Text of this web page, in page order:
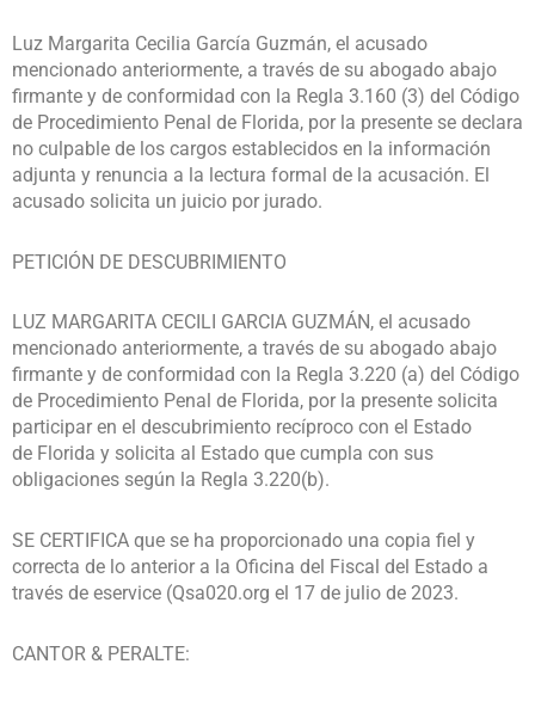
Luz Margarita Cecilia García Guzmán, el acusado
mencionado anteriormente, a través de su abogado abajo
firmante y de conformidad con la Regla 3.160 (3) del Código
de Procedimiento Penal de Florida, por la presente se declara
no culpable de los cargos establecidos en la información
adjunta y renuncia a la lectura formal de la acusación. El
acusado solicita un juicio por jurado.
PETICIÓN DE DESCUBRIMIENTO
LUZ MARGARITA CECILI GARCIA GUZMÁN, el acusado
mencionado anteriormente, a través de su abogado abajo
firmante y de conformidad con la Regla 3.220 (a) del Código
de Procedimiento Penal de Florida, por la presente solicita
participar en el descubrimiento recíproco con el Estado
de Florida y solicita al Estado que cumpla con sus
obligaciones según la Regla 3.220(b).
SE CERTIFICA que se ha proporcionado una copia fiel y
correcta de lo anterior a la Oficina del Fiscal del Estado a
través de eservice (Qsa020.org el 17 de julio de 2023.
CANTOR & PERALTE: